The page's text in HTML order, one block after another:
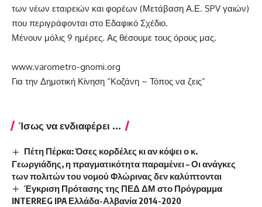
των νέων εταιρειών και φορέων (Μετάβαση Α.Ε. SPV γαιών)
που περιγράφονται στο Εδαφικό Σχέδιο.
Μένουν μόλις 9 ημέρες. Ας θέσουμε τους όρους μας.
www.varometro-gnomi.org
Για την Δημοτική Κίνηση “Κοζάνη – Τόπος να ζεις”
Ίσως να ενδιαφέρει ...
Πέτη Πέρκα: Όσες κορδέλες κι αν κόψει ο κ.
Γεωργιάδης, η πραγματικότητα παραμένει – Οι ανάγκες
των πολιτών του νομού Φλώρινας δεν καλύπτονται
Έγκριση Πρότασης της ΠΕΔ ΔΜ στο Πρόγραμμα
INTERREG IPA Ελλάδα-Αλβανία 2014-2020